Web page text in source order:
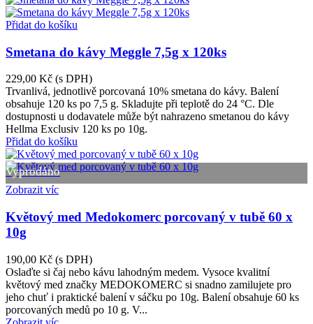
Přidat do košíku
Smetana do kávy Meggle 7,5g x 120ks
229,00 Kč (s DPH)
Trvanlivá, jednotlivě porcovaná 10% smetana do kávy. Balení
obsahuje 120 ks po 7,5 g. Skladujte při teplotě do 24 °C. Dle
dostupnosti u dodavatele může být nahrazeno smetanou do kávy
Hellma Exclusiv 120 ks po 10g.
Přidat do košíku
Vyprodáno
Zobrazit víc
Květový med Medokomerc porcovaný v tubě 60 x
10g
190,00 Kč (s DPH)
Oslaďte si čaj nebo kávu lahodným medem. Vysoce kvalitní
květový med značky MEDOKOMERC si snadno zamilujete pro
jeho chuť i praktické balení v sáčku po 10g. Balení obsahuje 60 ks
porcovaných medů po 10 g. V...